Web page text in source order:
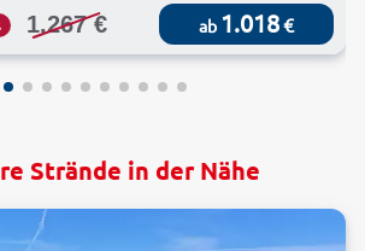
1.267 € ab 1.018€
Strände in der Nähe